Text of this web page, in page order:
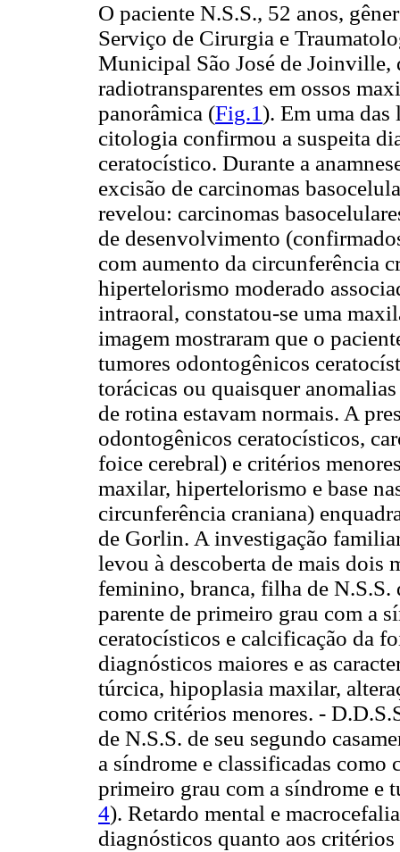
O paciente N.S.S., 52 anos,
Serviço de Cirurgia e
Municipal São José de Joinville,
radiotransparentes em ossos
panorâmica (Fig.1). Em uma das
citologia confirmou a suspeita
ceratocístico. Durante a
excisão de carcinomas
revelou: carcinomas
de desenvolvimento
com aumento da circunferência
hipertelorismo moderado
intraoral, constatou-se uma
imagem mostraram que o
tumores odontogênicos
torácicas ou quaisquer
de rotina estavam normais. A
odontogênicos ceratocísticos,
foice cerebral) e critérios
maxilar, hipertelorismo e base
circunferência craniana)
de Gorlin. A investigação
levou à descoberta de mais dois
feminino, branca, filha de N.S.S.
parente de primeiro grau com a
ceratocísticos e calcificação da
diagnósticos maiores e as
túrcica, hipoplasia maxilar,
como critérios menores. -
de N.S.S. de seu segundo
a síndrome e classificadas como
primeiro grau com a síndrome e
4). Retardo mental e
diagnósticos quanto aos critérios